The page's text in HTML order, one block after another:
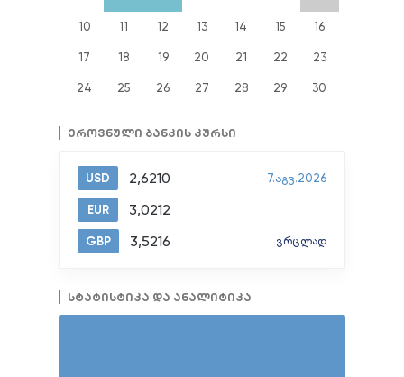
10 11 12 13 14 15 16
17 18 19 20 21 22 23
24 25 26 27 28 29 30
ეროვნული ბანკის კურსი
USD 2,6210
EUR 3,0212
GBP 3,5216
7.აგვ.2026
ვრცლად
სტატისტიკა და ანალიტიკა